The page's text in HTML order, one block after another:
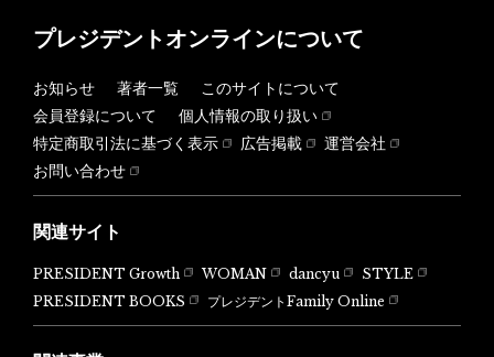
プレジデントオンラインについて
お知らせ 著者一覧
このサイトについて
会員登録について
個人情報の取り扱い
特定商取引法に基づく表示
広告掲載
運営会社
お問い合わせ
関連サイト
PRESIDENT Growth WOMAN dancyu
STYLE
PRESIDENT BOOKS
プレジデントFamily Online